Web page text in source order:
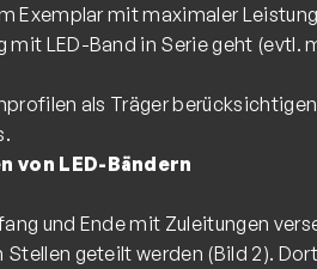
Exemplar mit maximaler
mit LED-Band in Serie geht (evtl.
als Träger
von LED-Bändern
und Ende mit Zuleitungen
geteilt werden (Bild 2).